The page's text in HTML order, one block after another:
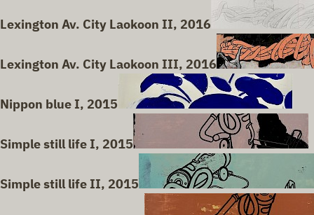
Lexington Av. City Laokoon II, 2016
Lexington Av. City Laokoon III, 2016
Nippon blue I, 2015
Simple still life I, 2015
Simple still life II, 2015